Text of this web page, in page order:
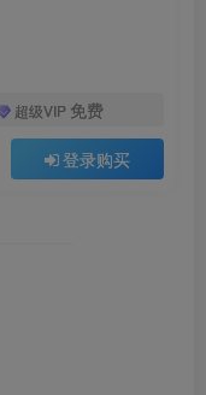
超级VIP 免费
登录购买